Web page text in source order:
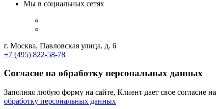
Мы в социальных сетях
г. Москва, Павловская улица, д. 6
+7 (495) 822-58-78
Согласие на обработку персональных данных
Заполняя любую форму на сайте, Клиент дает свое согласие на
обработку персональных данных